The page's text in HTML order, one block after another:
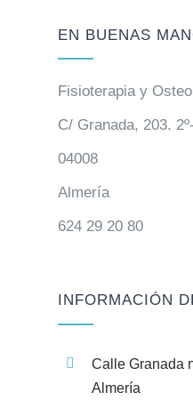
EN BUENAS
Fisioterapia y
C/ Granada, 203.
04008
Almería
624 29 20 80
INFORMACIÓN
Calle Granada
Almería